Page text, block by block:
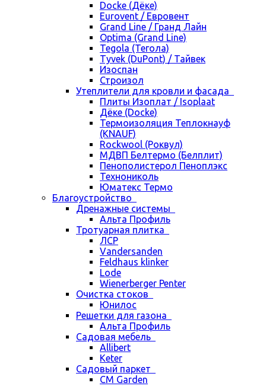
Docke (Дёке)
Eurovent / Евровент
Grand Line / Гранд Лайн
Optima (Grand Line)
Tegola (Тегола)
Tyvek (DuPont) / Тайвек
Изоспан
Строизол
Утеплители для кровли и фасада
Плиты Изоплат / Isoplaat
Дёке (Docke)
Термоизоляция Теплокнауф
(KNAUF)
Rockwool (Роквул)
МДВП Белтермо (Белплит)
Пенополистерол Пеноплэкс
Технониколь
Юматекс Термо
Благоустройство
Дренажные системы
Альта Профиль
Тротуарная плитка
ЛСР
Vandersanden
Feldhaus klinker
Lode
Wienerberger Penter
Очистка стоков
Юнилос
Решетки для газона
Альта Профиль
Садовая мебель
Allibert
Keter
Садовый паркет
CM Garden